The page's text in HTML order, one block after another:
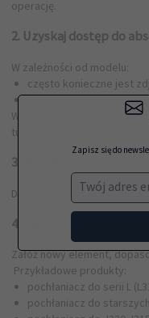
operację.
2. Uzyskaj dostęp do
W zależności od modelu:
często konieczne jest
czasami dostęp jest od
Warto podłożyć ręcznik
tusz.
3. Wyjmij zużyty
Delikatnie usuń stary
4. Zamontuj nowy
Załóż nowy element,
Przykładowe produkty:
pochłaniacz do serii L
pochłaniacz do
Zapisz się do
Twój adres